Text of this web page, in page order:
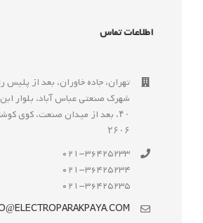
اطلاعات تماس
تهران، جاده خاوران، بعد از پليس
شهرک صنعتى عباس آباد، بلوار ابن
۲۶۰۶
021-36425233
021-36425234
021-36425235